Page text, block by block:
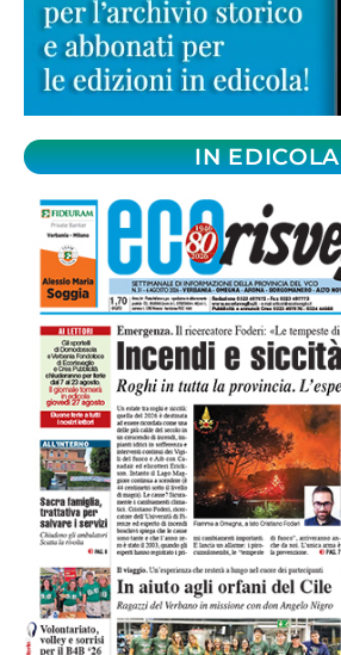
IN EDICOLA